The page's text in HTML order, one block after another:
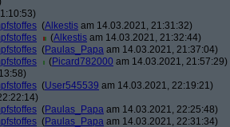
(Alkestis am 14.03.2021, 21:31:32)
(Alkestis am 14.03.2021, 21:32:44)
(Paulas_Papa am 14.03.2021, 21:37:04)
(Picard782000 am 14.03.2021, 21:57:29)
(User545539 am 14.03.2021, 22:19:21)
(Paulas_Papa am 14.03.2021, 22:25:48)
(Paulas_Papa am 14.03.2021, 22:31:34)